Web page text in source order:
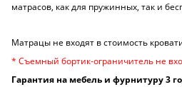
матрасов, как для пружинных, так и
Матрацы не входят в стоимость
* Съемный бортик-ограничитель не
Гарантия на мебель и фурнитуру 3